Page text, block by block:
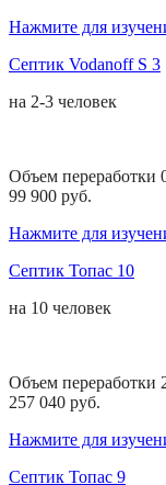
Нажмите для
Септик Vodanoff S 3
на 2-3 человек
Объем переработки
99 900 руб.
Нажмите для
Септик Топас 10
на 10 человек
Объем переработки
257 040 руб.
Нажмите для
Септик Топас 9